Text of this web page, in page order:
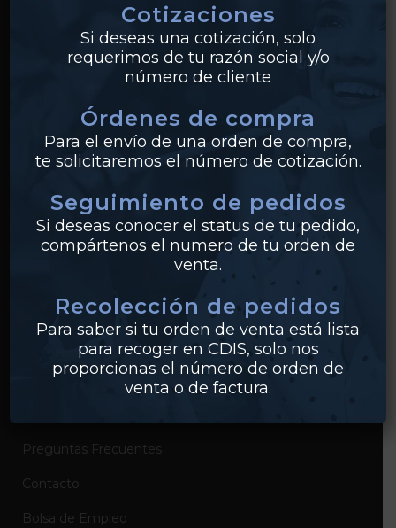
PRODUCTOS
Bridas
Conexiones
EMPRESA
Sobre Industrias Miller
Certificados de Productos
Preguntas Frecuentes
Contacto
Bolsa de Empleo
Cotizaciones
Si deseas una cotización, solo
requerimos de tu razón social y/o
número de cliente
Órdenes de compra
Para el envío de una orden de compra,
te solicitaremos el número de cotización.
Seguimiento de pedidos
Si deseas conocer el status de tu pedido,
compártenos el numero de tu orden de
venta.
Recolección de pedidos
Para saber si tu orden de venta está lista
para recoger en CDIS, solo nos
proporcionas el número de orden de
venta o de factura.